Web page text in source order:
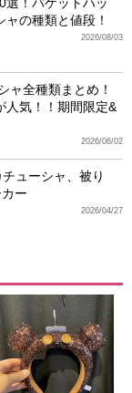
の種類と値段！
2026/08/03
ャ全種類まとめ！
人気！！期間限定&
2026/06/02
ューシャ、被り
ー
2026/04/27